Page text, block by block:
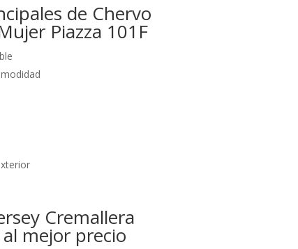
de Chervo
Piazza 101F
Cremallera
mejor precio